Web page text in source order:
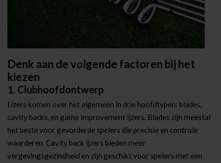
Denk aan de volgende factoren bij het
kiezen
1. Clubhoofdontwerp
IJzers komen over het algemeen in drie hoofdtypen: blades,
cavity backs, en game improvement ijzers. Blades zijn meestal
het beste voor gevorderde spelers die precisie en controle
waarderen. Cavity back ijzers bieden meer
vergevingsgezindheid en zijn geschikt voor spelers met een